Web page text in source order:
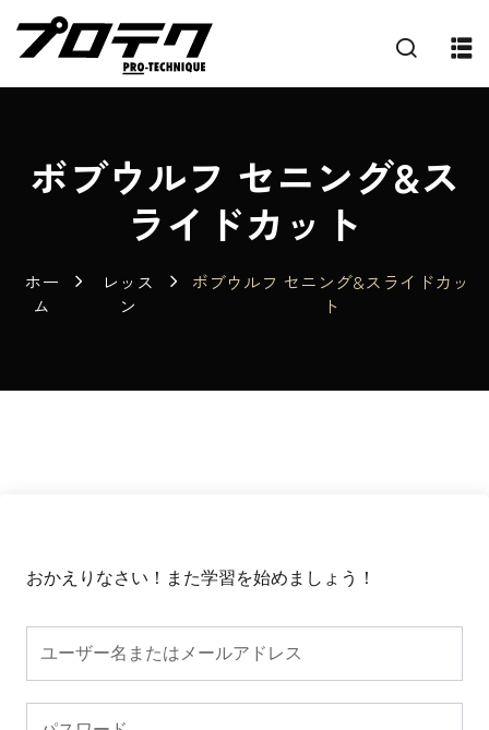
ボブウルフ セニング&ス
ライドカット
ホー
ム
レッス
ン
ボブウルフ セニング&スライドカッ
ト
おかえりなさい！また学習を始めましょう！